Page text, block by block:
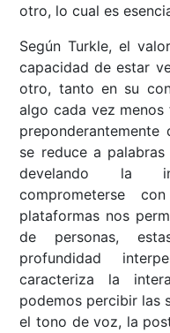
otro, lo cual es
Según Turkle, el
capacidad de estar
otro, tanto en su
algo cada vez
se reduce a
develando la
comprometerse
plataformas nos
de personas,
profundidad
caracteriza la
podemos percibir las
el tono de voz, la